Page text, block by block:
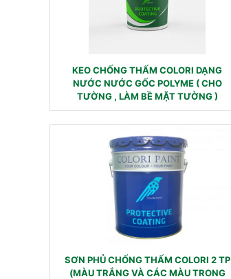
KEO CHỐNG THẤM COLORI DẠNG
NƯỚC NƯỚC GỐC POLYME ( CHO
TƯỜNG , LÀM BỀ MẶT TƯỜNG )
SƠN PHỦ CHỐNG THẤM COLORI 2 TP
(MÀU TRẮNG VÀ CÁC MÀU TRONG